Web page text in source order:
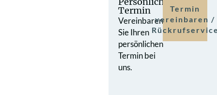
Termin
Vereinbaren
Sie Ihren
persönlichen
Termin bei
uns.
Termin
vereinbaren /